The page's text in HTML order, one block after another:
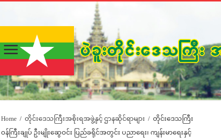
Home / တိုင်းဒေသကြီးအစိုးရအဖွဲ့နှင့် ဌာနဆိုင်ရာများ / တိုင်းဒေသကြီး
ဝန်ကြီးချုပ် ဦးမျိုးဆွေဝင်း ပြည်ခရိုင်အတွင်း ပညာရေး၊ ကျန်းမာရေးနှင့်